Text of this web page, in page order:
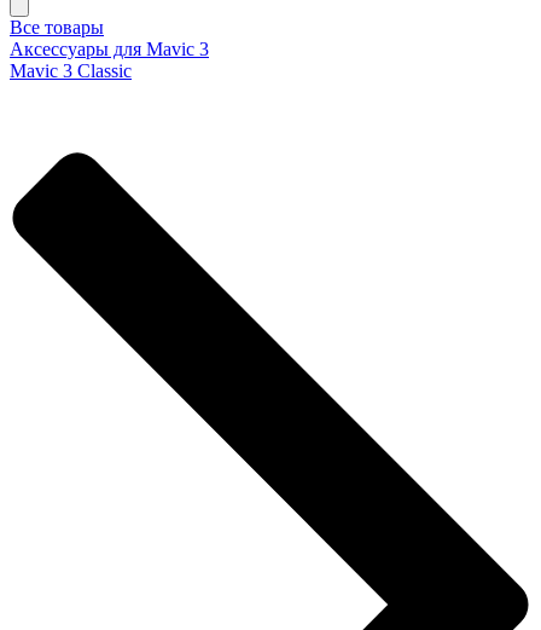
Все товары
Аксессуары для Mavic 3
Mavic 3 Classic